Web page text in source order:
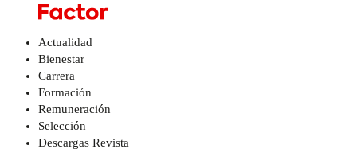
Actualidad
Bienestar
Carrera
Formación
Remuneración
Selección
Descargas Revista